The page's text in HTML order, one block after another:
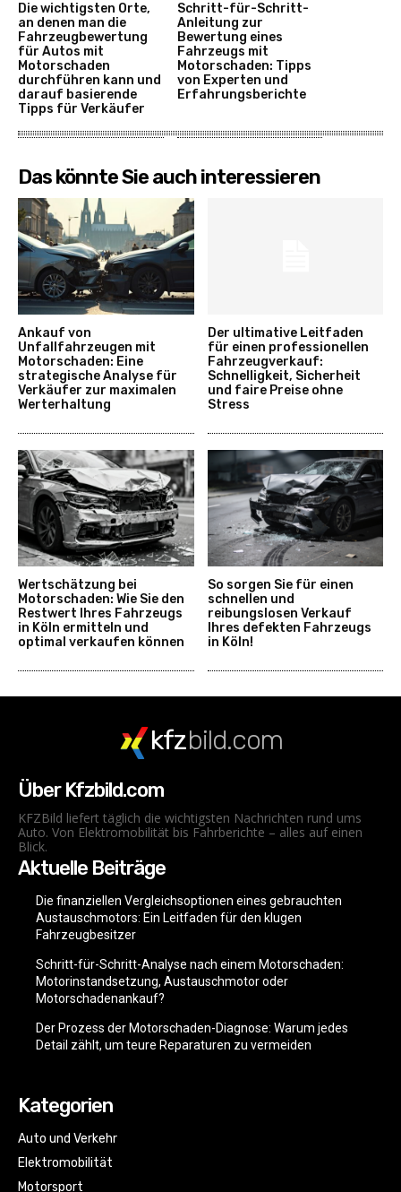
Die wichtigsten Orte,
an denen man die
Fahrzeugbewertung
für Autos mit
Motorschaden
durchführen kann und
darauf basierende
Tipps für Verkäufer
Schritt-für-Schritt-
Anleitung zur
Bewertung eines
Fahrzeugs mit
Motorschaden: Tipps
von Experten und
Erfahrungsberichte
Das könnte Sie auch interessieren
Ankauf von
Unfallfahrzeugen mit
Motorschaden: Eine
strategische Analyse für
Verkäufer zur maximalen
Werterhaltung
Der ultimative Leitfaden
für einen professionellen
Fahrzeugverkauf:
Schnelligkeit, Sicherheit
und faire Preise ohne
Stress
Wertschätzung bei
Motorschaden: Wie Sie den
Restwert Ihres Fahrzeugs
in Köln ermitteln und
optimal verkaufen können
So sorgen Sie für einen
schnellen und
reibungslosen Verkauf
Ihres defekten Fahrzeugs
in Köln!
kfzbild.com
Über Kfzbild.com
KFZBild liefert täglich die wichtigsten Nachrichten rund ums
Auto. Von Elektromobilität bis Fahrberichte – alles auf einen
Blick.
Aktuelle Beiträge
Die finanziellen Vergleichsoptionen eines gebrauchten
Austauschmotors: Ein Leitfaden für den klugen
Fahrzeugbesitzer
Schritt-für-Schritt-Analyse nach einem Motorschaden:
Motorinstandsetzung, Austauschmotor oder
Motorschadenankauf?
Der Prozess der Motorschaden-Diagnose: Warum jedes
Detail zählt, um teure Reparaturen zu vermeiden
Kategorien
Auto und Verkehr
Elektromobilität
Motorsport